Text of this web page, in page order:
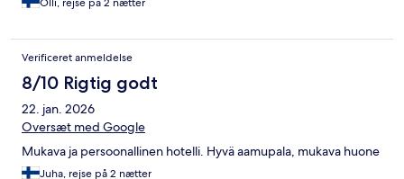
Olli, rejse på 2 nætter
Verificeret anmeldelse
8/10 Rigtig godt
22. jan. 2026
Oversæt med Google
Mukava ja persoonallinen hotelli. Hyvä aamupala, mukava huone
Juha, rejse på 2 nætter